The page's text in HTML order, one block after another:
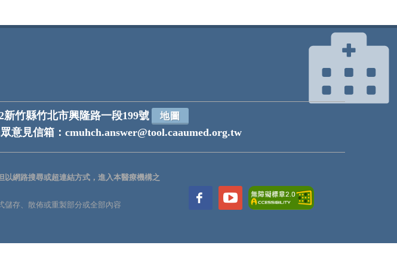
新竹縣竹北市興隆路一段199號 地圖
眾意見信箱：cmuhch.answer@tool.caaumed.org.tw
網路搜尋或超連結方式，進入本醫療機構之
儲存、散佈或重製部分或全部內容